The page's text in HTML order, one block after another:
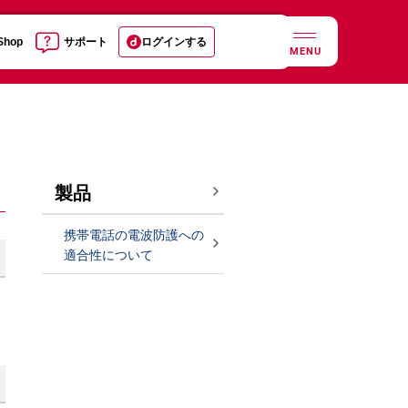
サポート ログインする
MENU
製品
携帯電話の電波防護への
適合性について